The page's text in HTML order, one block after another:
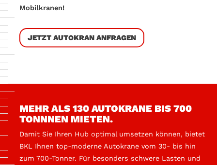
Mobilkranen!
JETZT AUTOKRAN ANFRAGEN
MEHR ALS 130 AUTOKRANE BIS 700
TONNNEN MIETEN.
Damit Sie Ihren Hub optimal umsetzen können, bietet
BKL Ihnen top-moderne Autokrane vom 30- bis hin
zum 700-Tonner. Für besonders schwere Lasten und